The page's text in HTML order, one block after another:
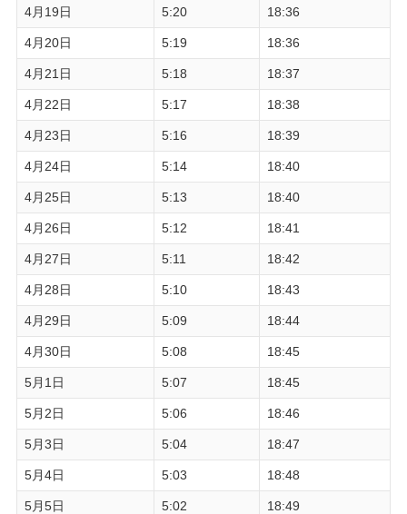
4月19日 5:20 18:36
4月20日 5:19 18:36
4月21日 5:18 18:37
4月22日 5:17 18:38
4月23日 5:16 18:39
4月24日 5:14 18:40
4月25日 5:13 18:40
4月26日 5:12 18:41
4月27日 5:11 18:42
4月28日 5:10 18:43
4月29日 5:09 18:44
4月30日 5:08 18:45
5月1日 5:07 18:45
5月2日 5:06 18:46
5月3日 5:04 18:47
5月4日 5:03 18:48
5月5日 5:02 18:49